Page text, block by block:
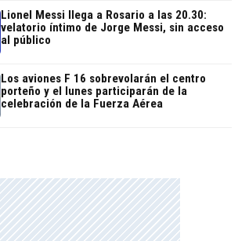
Lionel Messi llega a Rosario a las 20.30:
velatorio íntimo de Jorge Messi, sin acceso
al público
Los aviones F 16 sobrevolarán el centro
porteño y el lunes participarán de la
celebración de la Fuerza Aérea